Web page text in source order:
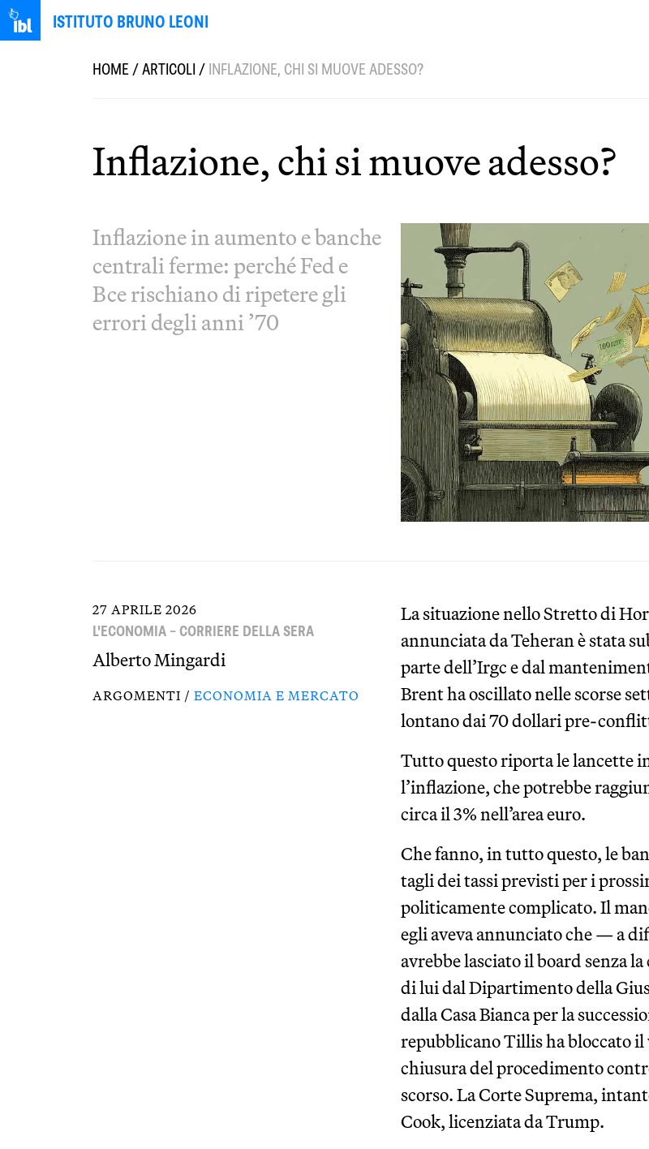
ISTITUTO BRUNO LEONI
HOME/ARTICOLI/INFLAZIONE, CHI SI MUOVE ADESSO?
Inflazione, chi si muove adesso?
Inflazione in aumento e banche
centrali ferme: perché Fed e
Bce rischiano di ripetere gli
errori degli anni ’70
27 APRILE 2026
L'ECONOMIA – CORRIERE DELLA SERA
Alberto Mingardi
ARGOMENTI / ECONOMIA E MERCATO
La situazione nello Stretto di
annunciata da Teheran è stata
parte dell’Irgc e dal
Brent ha oscillato nelle scorse
lontano dai 70 dollari pre-
Tutto questo riporta le lancette
l’inflazione, che potrebbe
circa il 3% nell’area euro.
Che fanno, in tutto questo, le
tagli dei tassi previsti per i
politicamente complicato. Il
egli aveva annunciato che — a
avrebbe lasciato il board senza
di lui dal Dipartimento della
dalla Casa Bianca per la
repubblicano Tillis ha bloccato
chiusura del procedimento
scorso. La Corte Suprema,
Cook, licenziata da Trump.